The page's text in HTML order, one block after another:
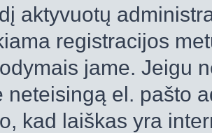
aktyvuotų
registracijos
jame. Jeigu
neteisingą el. pašto
kad laiškas yra